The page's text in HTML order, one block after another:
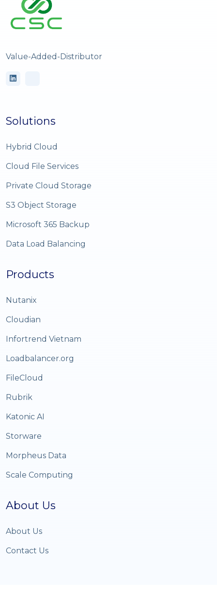
Value-Added-Distributor
Solutions
Hybrid Cloud
Cloud File Services
Private Cloud Storage
S3 Object Storage
Microsoft 365 Backup
Data Load Balancing
Products
Nutanix
Cloudian
Infortrend Vietnam
Loadbalancer.org
FileCloud
Rubrik
Katonic AI
Storware
Morpheus Data
Scale Computing
About Us
About Us
Contact Us